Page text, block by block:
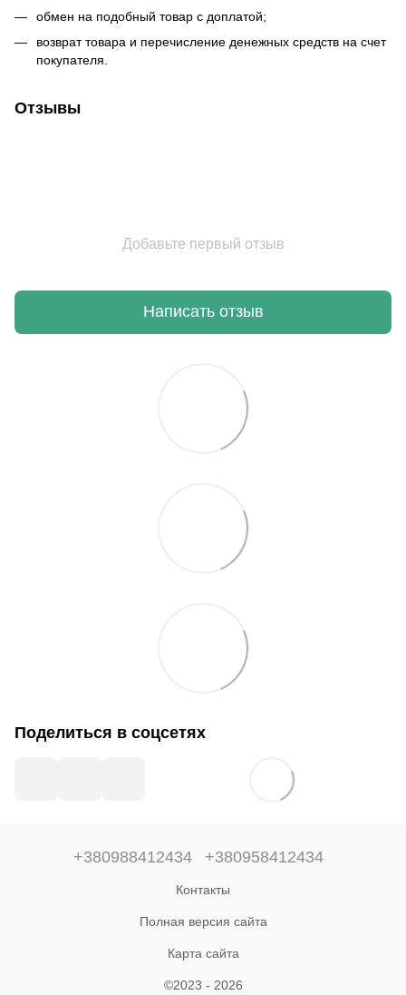
обмен на подобный товар с доплатой;
возврат товара и перечисление денежных средств на счет
покупателя.
Отзывы
Добавьте первый отзыв
Написать отзыв
Поделиться в соцсетях
+380988412434 +380958412434
Контакты
Полная версия сайта
Карта сайта
©2023 - 2026